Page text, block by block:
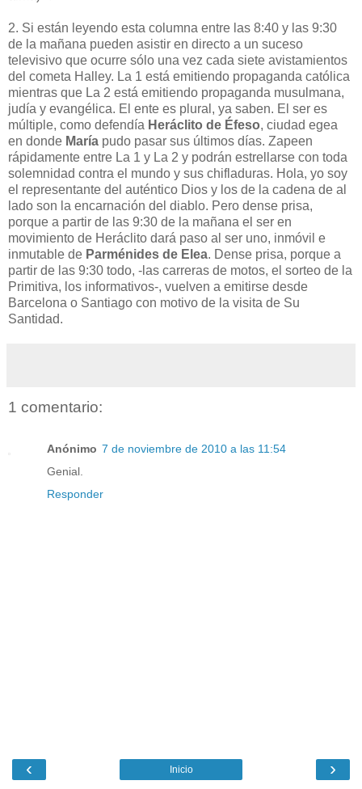
2. Si están leyendo esta columna entre las 8:40 y las 9:30
de la mañana pueden asistir en directo a un suceso
televisivo que ocurre sólo una vez cada siete avistamientos
del cometa Halley. La 1 está emitiendo propaganda católica
mientras que La 2 está emitiendo propaganda musulmana,
judía y evangélica. El ente es plural, ya saben. El ser es
múltiple, como defendía Heráclito de Éfeso, ciudad egea
en donde María pudo pasar sus últimos días. Zapeen
rápidamente entre La 1 y La 2 y podrán estrellarse con toda
solemnidad contra el mundo y sus chifladuras. Hola, yo soy
el representante del auténtico Dios y los de la cadena de al
lado son la encarnación del diablo. Pero dense prisa,
porque a partir de las 9:30 de la mañana el ser en
movimiento de Heráclito dará paso al ser uno, inmóvil e
inmutable de Parménides de Elea. Dense prisa, porque a
partir de las 9:30 todo, -las carreras de motos, el sorteo de la
Primitiva, los informativos-, vuelven a emitirse desde
Barcelona o Santiago con motivo de la visita de Su
Santidad.
1 comentario:
Anónimo 7 de noviembre de 2010 a las 11:54
Genial.
Responder
‹ ›
Inicio